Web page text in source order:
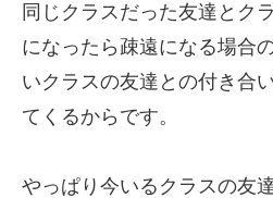
同じクラスだった友達とク
になったら疎遠になる場合
いクラスの友達との付き合
てくるからです。
やっぱり今いるクラスの友